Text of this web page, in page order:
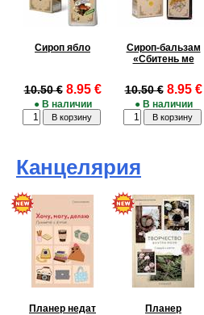
Сироп ябло
10.50 € 8.95 €
● В наличии
Сироп-бальзам
«Сбитень ме
10.50 € 8.95 €
● В наличии
Канцелярия
Планер недат
Планер